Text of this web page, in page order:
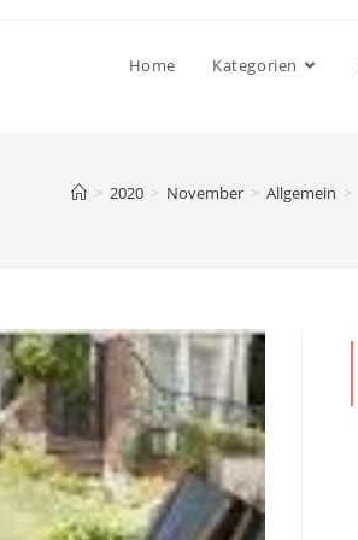
Home Kategorien
> 2020 > November > Allgemein >